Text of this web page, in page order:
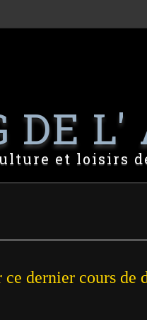
DE L'
et loisirs
dernier cours de